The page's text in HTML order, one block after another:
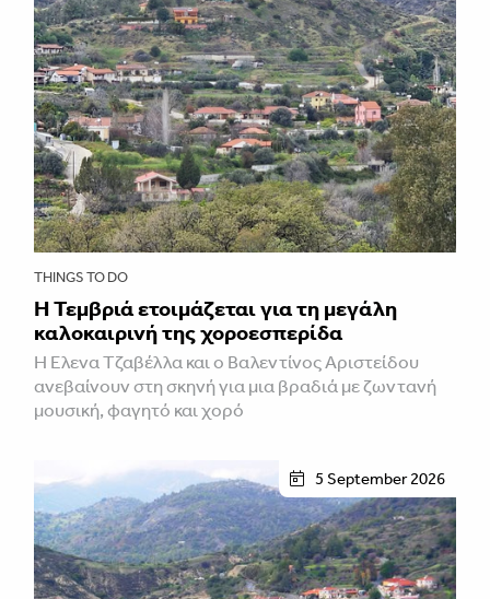
THINGS TO DO
Η Τεμβριά ετοιμάζεται για τη μεγάλη
καλοκαιρινή της χοροεσπερίδα
Η Έλενα Τζαβέλλα και ο Βαλεντίνος Αριστείδου
ανεβαίνουν στη σκηνή για μια βραδιά με ζωντανή
μουσική, φαγητό και χορό
5 September 2026